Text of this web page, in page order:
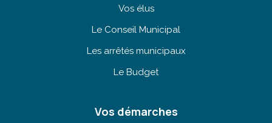
Vos élus
Le Conseil Municipal
Les arrêtés municipaux
Le Budget
Vos démarches